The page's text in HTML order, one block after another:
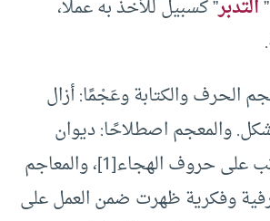
التدبر” كسبيل للأخذ به عملًا،
الحرف والكتابة وعَجْمًا: أزال
والمعجم اصطلاحًا: ديوان
لمفردات اللغة مرتب على حروف الهجاء[1]، والمعاجم
وفكرية ظهرت ضمن العمل على